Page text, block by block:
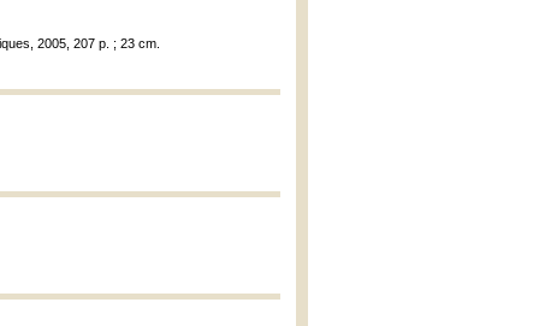
2005, 207 p. ; 23 cm.